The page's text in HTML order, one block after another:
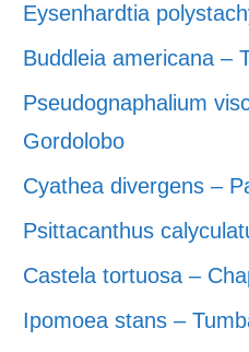
Eysenhardtia
Buddleia americana –
Pseudognaphalium
Gordolobo
Cyathea divergens –
Psittacanthus
Castela tortuosa –
Ipomoea stans –